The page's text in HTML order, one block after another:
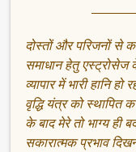
दोस्तों और परिजनों से
समाधान हेतु एस्ट्रोसेज
व्यापार में भारी हानि
वृद्धि यंत्र को स्थापित
के बाद मेरे तो भाग्य
सकारात्मक प्रभाव